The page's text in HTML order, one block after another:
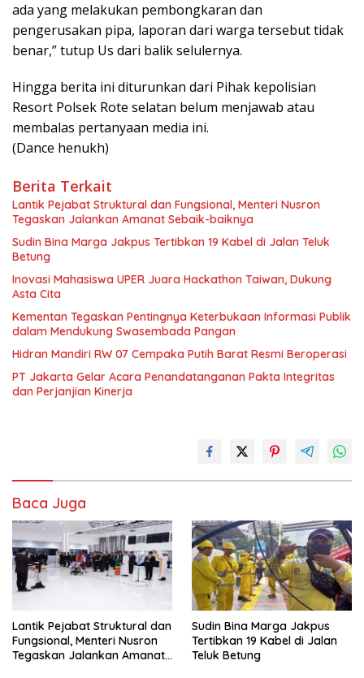
ada yang melakukan pembongkaran dan
pengerusakan pipa, laporan dari warga tersebut tidak
benar,” tutup Us dari balik selulernya.
Hingga berita ini diturunkan dari Pihak kepolisian
Resort Polsek Rote selatan belum menjawab atau
membalas pertanyaan media ini.
(Dance henukh)
Berita Terkait
Lantik Pejabat Struktural dan Fungsional, Menteri Nusron
Tegaskan Jalankan Amanat Sebaik-baiknya
Sudin Bina Marga Jakpus Tertibkan 19 Kabel di Jalan Teluk
Betung
Inovasi Mahasiswa UPER Juara Hackathon Taiwan, Dukung
Asta Cita
Kementan Tegaskan Pentingnya Keterbukaan Informasi Publik
dalam Mendukung Swasembada Pangan
Hidran Mandiri RW 07 Cempaka Putih Barat Resmi Beroperasi
PT Jakarta Gelar Acara Penandatanganan Pakta Integritas
dan Perjanjian Kinerja
Baca Juga
Lantik Pejabat Struktural dan
Fungsional, Menteri Nusron
Tegaskan Jalankan Amanat
Sudin Bina Marga Jakpus
Tertibkan 19 Kabel di Jalan
Teluk Betung